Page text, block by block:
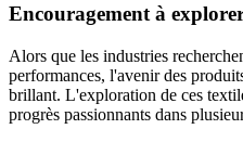
Encouragement à
Alors que les industries
performances, l'avenir des
brillant. L'exploration de ces
progrès passionnants dans